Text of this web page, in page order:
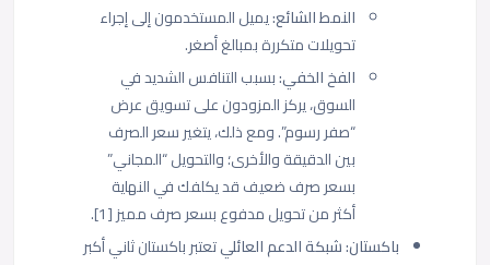
النمط الشائع:يميل المستخدمون إلى إجراء
تحويلات متكررة بمبالغ أصغر.
الفخ الخفي:بسبب التنافس الشديد في
السوق، يركز المزودون على تسويق عرض
“صفر رسوم”. ومع ذلك، يتغير سعر الصرف
بين الدقيقة والأخرى؛ والتحويل “المجاني”
بسعر صرف ضعيف قد يكلفك في النهاية
أكثر من تحويل مدفوع بسعر صرف مميز [1].
باكستان: شبكة الدعم العائليتعتبر باكستان ثاني أكبر